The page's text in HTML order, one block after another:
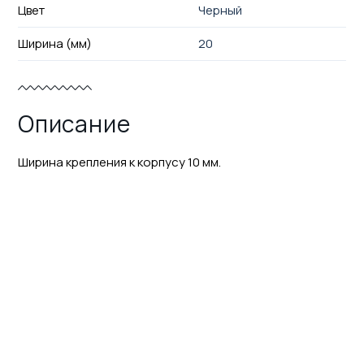
Цвет
Черный
Ширина (мм)
20
Описание
Ширина крепления к корпусу 10 мм.